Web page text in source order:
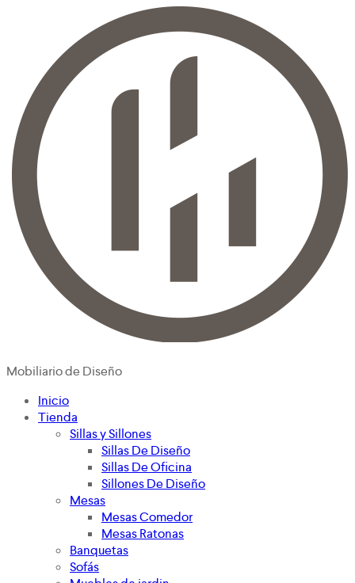
Mobiliario de Diseño
Inicio
Tienda
Sillas y Sillones
Sillas De Diseño
Sillas De Oficina
Sillones De Diseño
Mesas
Mesas Comedor
Mesas Ratonas
Banquetas
Sofás